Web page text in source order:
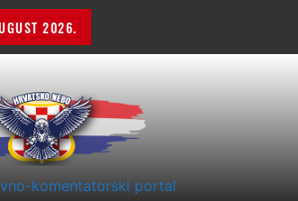
2026.
komentatorski portal